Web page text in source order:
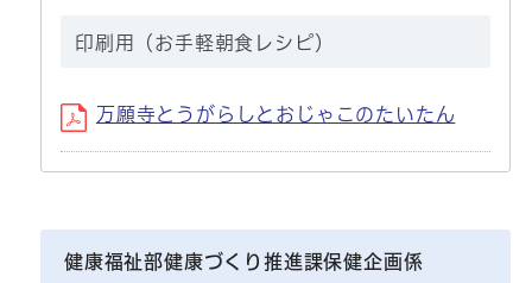
印刷用（お手軽朝食レシピ）
万願寺とうがらしとおじゃこのたいたん
健康福祉部健康づくり推進課保健企画係